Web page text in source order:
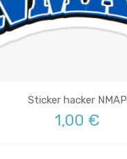
Sticker hacker NMAP
1,00 €